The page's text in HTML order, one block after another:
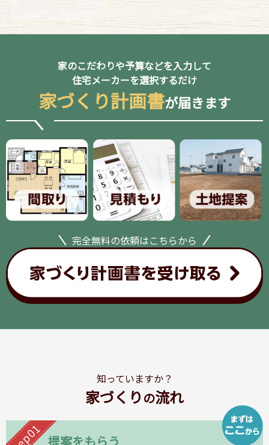
家のこだわりや予算などを入力して
住宅メーカーを選択するだけ
家づくり計画書が届きます
完全無料の依頼はこちらから
知っていますか？
家づくり の流れ
提案をもらう